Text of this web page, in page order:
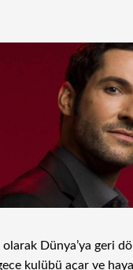
Dünya’ya geri
kulübü açar ve